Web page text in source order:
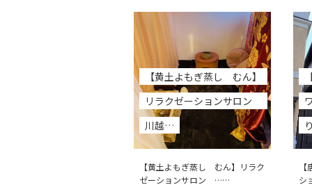
【黄土よもぎ蒸し むん】
リラクゼーションサロン
川越…
【黄土よもぎ蒸し むん】リラク
ゼーションサロン ……